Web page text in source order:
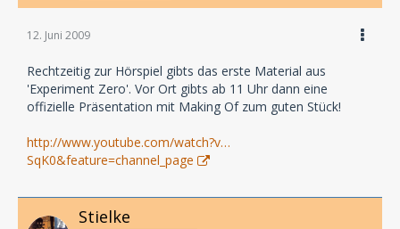
12. Juni 2009
Rechtzeitig zur Hörspiel gibts das erste Material aus
'Experiment Zero'. Vor Ort gibts ab 11 Uhr dann eine
offizielle Präsentation mit Making Of zum guten Stück!
http://www.youtube.com/watch?v…
SqK0&feature=channel_page
Stielke